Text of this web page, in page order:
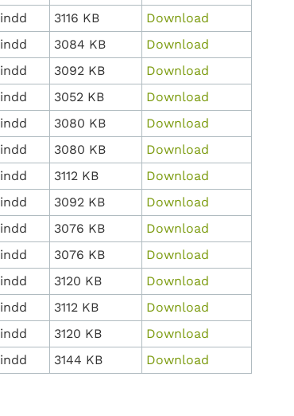
indd 3116 KB
Download
indd 3084 KB
Download
indd 3092 KB
Download
indd 3052 KB
Download
indd 3080 KB
Download
indd 3080 KB
Download
indd 3112 KB
Download
indd 3092 KB
Download
indd 3076 KB
Download
indd 3076 KB
Download
indd 3120 KB
Download
indd 3112 KB
Download
indd 3120 KB
Download
indd 3144 KB Download